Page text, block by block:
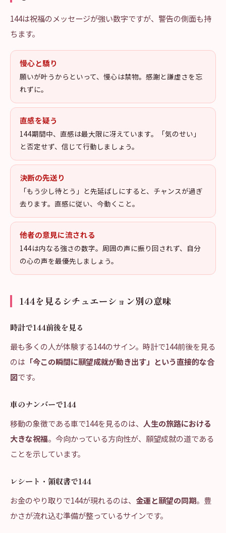
144は祝福のメッセージが強い数字ですが、警告の側面も持
ちます。
慢心と驕り
願いが叶うからといって、慢心は禁物。感謝と謙虚さを忘
れずに。
直感を疑う
144期間中、直感は最大限に冴えています。「気のせい」
と否定せず、信じて行動しましょう。
決断の先送り
「もう少し待とう」と先延ばしにすると、チャンスが過ぎ
去ります。直感に従い、今動くこと。
他者の意見に流される
144は内なる強さの数字。周囲の声に振り回されず、自分
の心の声を最優先しましょう。
144を見るシチュエーション別の意味
時計で144前後を見る
最も多くの人が体験する144のサイン。時計で144前後を見る
のは 「今この瞬間に願望成就が動き出す」という直接的な合
図です。
車のナンバーで144
移動の象徴である車で144を見るのは、 人生の旅路における
大きな祝福。今向かっている方向性が、願望成就の道である
ことを示しています。
レシート・領収書で144
お金のやり取りで144が現れるのは、 金運と願望の同期。豊
かさが流れ込む準備が整っているサインです。